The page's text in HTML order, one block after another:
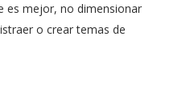
es mejor, no dimensionar
o crear temas de